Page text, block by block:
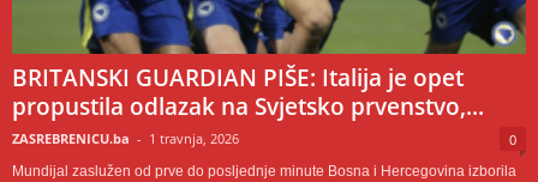
BRITANSKI GUARDIAN PIŠE: Italija je opet
propustila odlazak na Svjetsko prvenstvo,...
ZASREBRENICU.ba - 1 travnja, 2026 0
Mundijal zaslužen od prve do posljednje minute Bosna i Hercegovina izborila